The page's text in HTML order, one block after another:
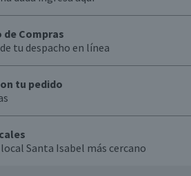
Compras
tu despacho en línea
tu pedido
Santa Isabel más cercano